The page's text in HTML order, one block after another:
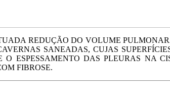
REDUÇÃO DO VOLUME
SANEADAS, CUJAS
ESPESSAMENTO DAS PLEURAS NA
FIBROSE.